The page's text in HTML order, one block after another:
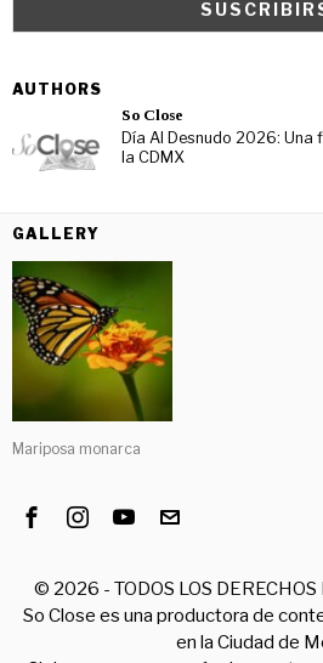
AUTHORS
So Close
Día Al Desnudo 2026:
la CDMX
GALLERY
Mariposa monarca
© 2026 - TODOS LOS
So Close es una productora de
en la Ciudad de